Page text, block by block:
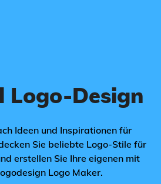
Logo-Design
Ideen und Inspirationen für
Sie beliebte Logo-Stile für
erstellen Sie Ihre eigenen mit
Logo Maker.